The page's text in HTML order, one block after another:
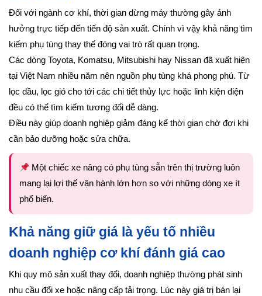
Đối với ngành cơ khí, thời gian dừng máy thường gây ảnh
hưởng trực tiếp đến tiến độ sản xuất. Chính vì vậy khả năng tìm
kiếm phụ tùng thay thế đóng vai trò rất quan trọng.
Các dòng Toyota, Komatsu, Mitsubishi hay Nissan đã xuất hiện
tại Việt Nam nhiều năm nên nguồn phụ tùng khá phong phú. Từ
lọc dầu, lọc gió cho tới các chi tiết thủy lực hoặc linh kiện điện
đều có thể tìm kiếm tương đối dễ dàng.
Điều này giúp doanh nghiệp giảm đáng kể thời gian chờ đợi khi
cần bảo dưỡng hoặc sửa chữa.
Một chiếc xe nâng có phụ tùng sẵn trên thị trường luôn
mang lại lợi thế vận hành lớn hơn so với những dòng xe ít
phổ biến.
Khả năng giữ giá là yếu tố nhiều
doanh nghiệp cơ khí đánh giá cao
Khi quy mô sản xuất thay đổi, doanh nghiệp thường phát sinh
nhu cầu đổi xe hoặc nâng cấp tải trọng. Lúc này giá trị bán lại